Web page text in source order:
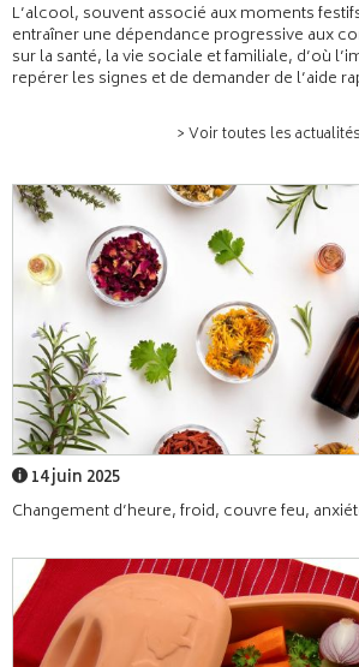
L’alcool, souvent associé aux moments
entraîner une dépendance progressive aux
sur la santé, la vie sociale et familiale, d’où
repérer les signes et de demander de l’aide
> Voir toutes les actualités
14 juin 2025
Changement d’heure, froid, couvre feu,